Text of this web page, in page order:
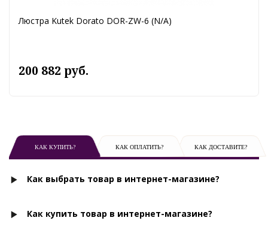
Люстра Kutek Dorato DOR-ZW-6 (N/A)
200 882 руб.
КАК КУПИТЬ? КАК ОПЛАТИТЬ? КАК ДОСТАВИТЕ?
Как выбрать товар в интернет-магазине?
Как купить товар в интернет-магазине?